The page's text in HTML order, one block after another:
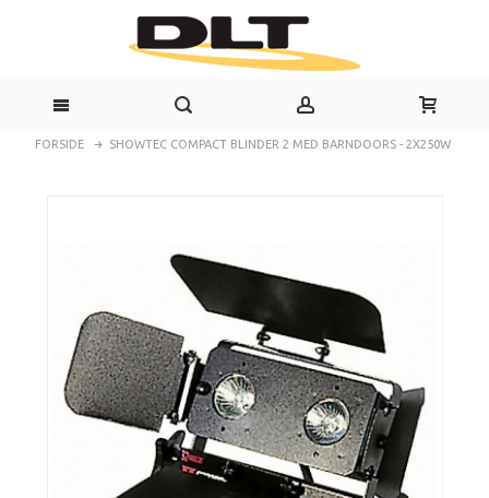
FORSIDE SHOWTEC COMPACT BLINDER 2 MED BARNDOORS - 2X250W